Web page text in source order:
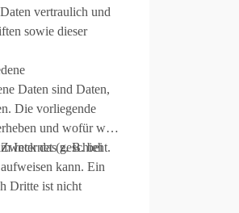
vertraulich und
sowie dieser
Daten sind Daten,
Die vorliegende
und wofür wir
das geschieht.
Internet (z. B. bei
kann. Ein
Dritte ist nicht